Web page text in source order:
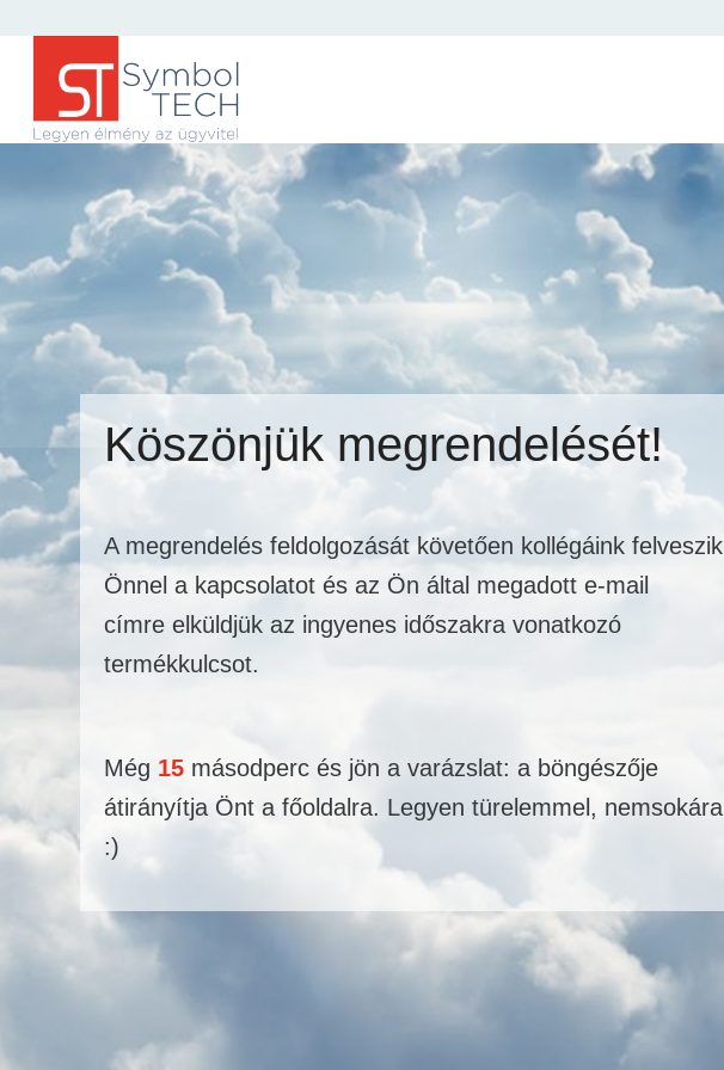
Köszönjük megrendelését!
A megrendelés feldolgozását követően kollégáink felveszik
Önnel a kapcsolatot és az Ön által megadott e-mail
címre elküldjük az ingyenes időszakra vonatkozó
termékkulcsot.
Még 14 másodperc és jön a varázslat: a böngészője
átirányítja Önt a főoldalra. Legyen türelemmel, nemsokára
:)